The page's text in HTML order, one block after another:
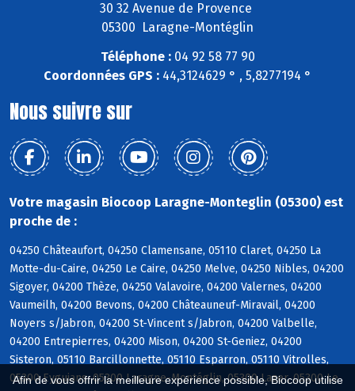
Afin de vous offrir la meilleure expérience possible, Biocoop utilise
30 32 Avenue de Provence
05300 Laragne-Montéglin
Téléphone :04 92 58 77 90
Coordonnées GPS : 44,3124629 ° , 5,8277194 °
Nous suivre sur
Votre magasin Biocoop Laragne-Monteglin (05300) est
proche de :
04250 Châteaufort, 04250 Clamensane, 05110 Claret, 04250 La
Motte-du-Caire, 04250 Le Caire, 04250 Melve, 04250 Nibles, 04200
Sigoyer, 04200 Thèze, 04250 Valavoire, 04200 Valernes, 04200
Vaumeilh, 04200 Bevons, 04200 Châteauneuf-Miravail, 04200
Noyers s/Jabron, 04200 St-Vincent s/Jabron, 04200 Valbelle,
04200 Entrepierres, 04200 Mison, 04200 St-Geniez, 04200
Sisteron, 05110 Barcillonnette, 05110 Esparron, 05110 Vitrolles,
05300 Eyguians, 05300 Laragne-Montéglin, 05300 Lazer, 05300 Le